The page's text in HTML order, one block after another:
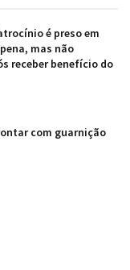
é preso em
mas não
receber benefício do
com guarnição